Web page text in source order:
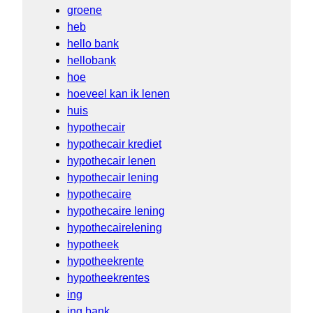
groene
heb
hello bank
hellobank
hoe
hoeveel kan ik lenen
huis
hypothecair
hypothecair krediet
hypothecair lenen
hypothecair lening
hypothecaire
hypothecaire lening
hypothecairelening
hypotheek
hypotheekrente
hypotheekrentes
ing